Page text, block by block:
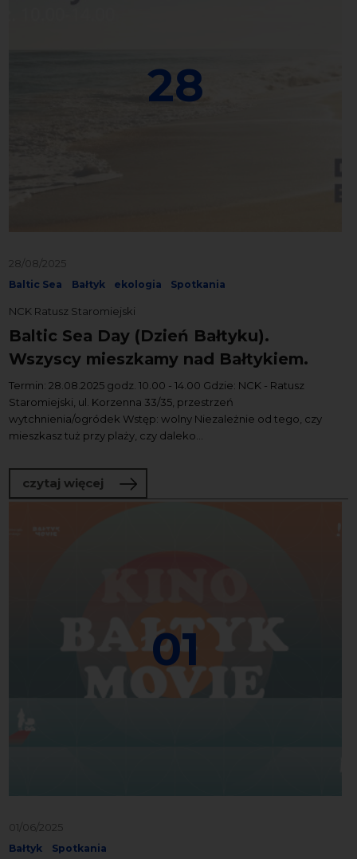
28
28/08/2025
Baltic Sea Bałtyk ekologia Spotkania
NCK Ratusz Staromiejski
Baltic Sea Day (Dzień Bałtyku).
Wszyscy mieszkamy nad Bałtykiem.
Termin: 28.08.2025 godz. 10.00 - 14.00 Gdzie: NCK - Ratusz
Staromiejski, ul. Korzenna 33/35, przestrzeń
wytchnienia/ogródek Wstęp: wolny Niezależnie od tego, czy
mieszkasz tuż przy plaży, czy daleko...
czytaj więcej o Baltic Sea Day (Dzień Bałtyku).
01
01/06/2025
Bałtyk Spotkania